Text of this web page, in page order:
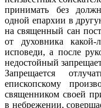
прини­мать без
одной епархии в
на священный сан
от духовника
исповеди, а после
недостойный
Запрещается
епископскому
священником своей
в небрежении,